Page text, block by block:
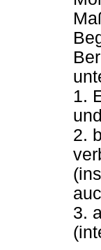
1.
2.
3.